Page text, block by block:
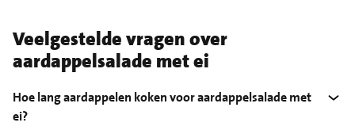
Veelgestelde vragen over
aardappelsalade met ei
Hoe lang aardappelen koken voor aardappelsalade met
ei?